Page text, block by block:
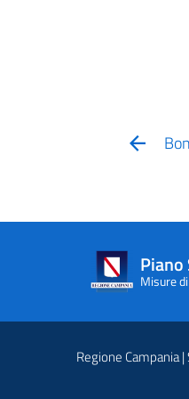
Misure
Regione Campania